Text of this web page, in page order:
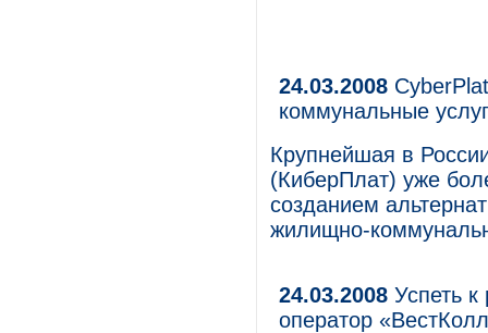
24.03.2008
коммунальные
Крупнейшая в
(КиберПлат) уже
созданием
жилищно-
24.03.2008 Успеть к
оператор